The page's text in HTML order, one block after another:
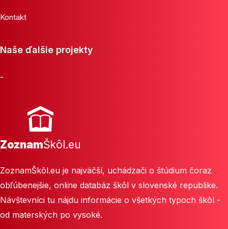
Kontakt
Naše ďalšie projekty
-
ZoznamŠkôl.eu
ZoznamŠkôl.eu je najväčší, uchádzači o štúdium čoraz
obľúbenejšie, online databáz škôl v slovenské republike.
Návštevníci tu nájdu informácie o všetkých typoch škôl -
od materských po vysoké.